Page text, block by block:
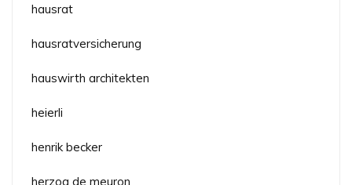
hausrat
hausratversicherung
hauswirth architekten
heierli
henrik becker
herzog de meuron